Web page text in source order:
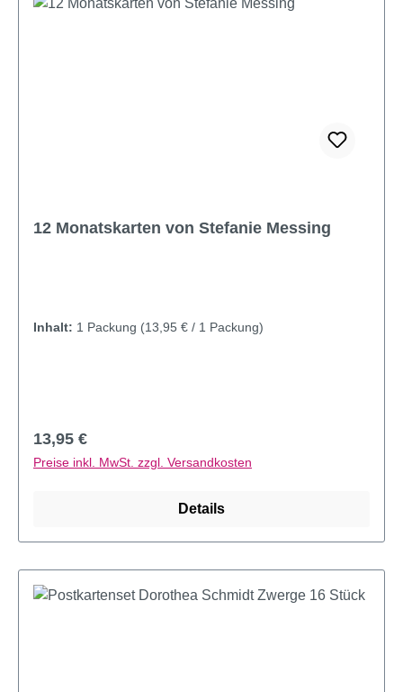
12 Monatskarten von Stefanie Messing
Inhalt: 1 Packung (13,95 € / 1 Packung)
Regulärer Preis:
13,95 €
Preise inkl. MwSt. zzgl. Versandkosten
Details